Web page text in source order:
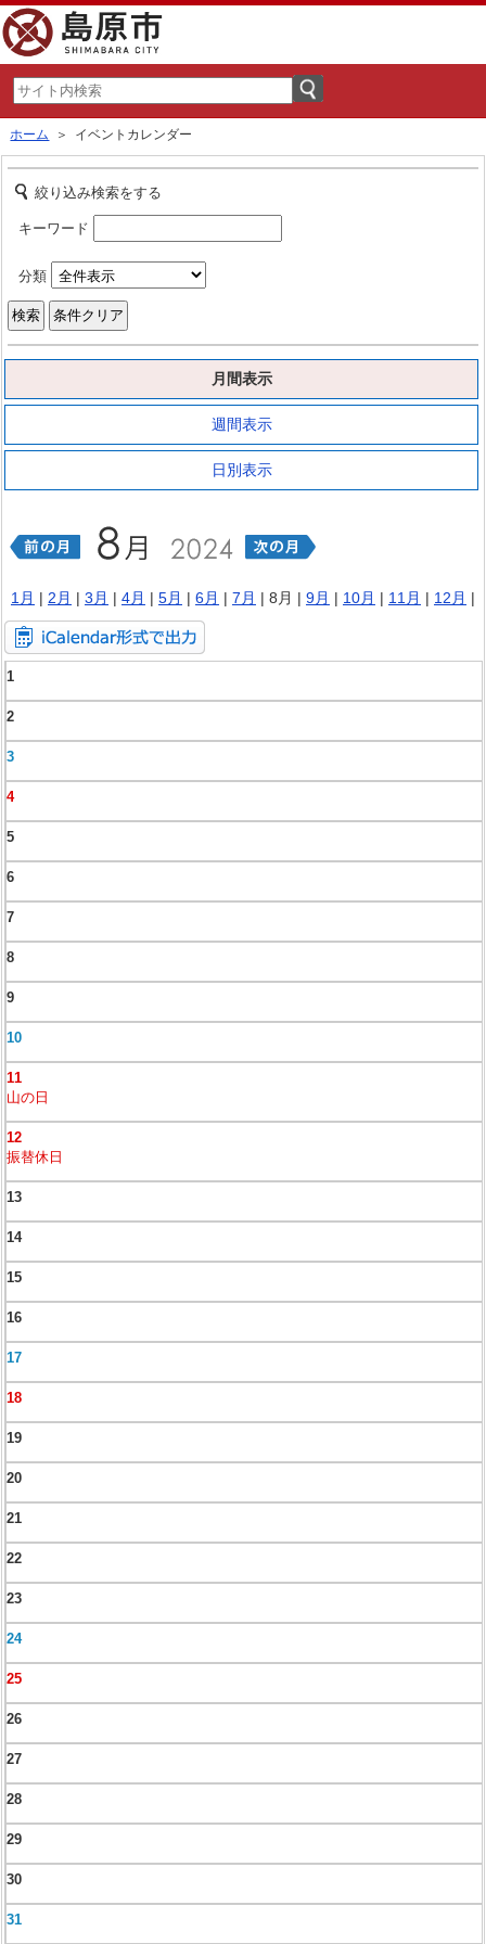
ホーム ＞ イベントカレンダー
絞り込み検索をする
キーワード
分類
月間表示
週間表示
日別表示
1月 | 2月 | 3月 | 4月 | 5月 | 6月 | 7月 | 8月 | 9月 | 10月 | 11月 | 12月 |
1
2
3
4
5
6
7
8
9
10
11
山の日
12
振替休日
13
14
15
16
17
18
19
20
21
22
23
24
25
26
27
28
29
30
31